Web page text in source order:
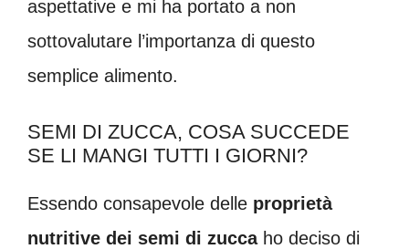
aspettative e mi ha portato a non
sottovalutare l’importanza di questo
semplice alimento.
SEMI DI ZUCCA, COSA SUCCEDE
SE LI MANGI TUTTI I GIORNI?
Essendo consapevole delle proprietà
nutritive dei semi di zuccaho deciso di